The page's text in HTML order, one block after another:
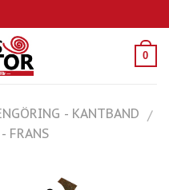
0
- KANTBAND /
FRANS